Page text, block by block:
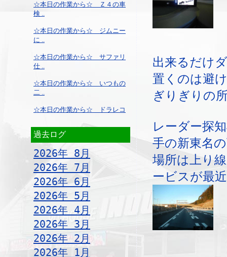
☆本日の作業から☆ Ｚ４の車
検 ..
☆本日の作業から☆ ジムニー
に ..
☆本日の作業から☆ サファリ
仕 ..
☆本日の作業から☆ いつもの
二 ..
☆本日の作業から☆ ドラレコ
過去ログ
2026年 8月
2026年 7月
2026年 6月
2026年 5月
2026年 4月
2026年 3月
2026年 2月
2026年 1月
出来るだけ
置くのは避
ぎりぎりの
レーダー探
手の新東名
場所は上り
ービスが最